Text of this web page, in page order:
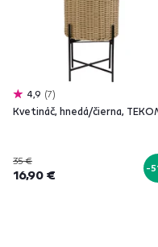
4,9 7
Kvetináč, hnedá/čierna,
35 €
16,90 € -